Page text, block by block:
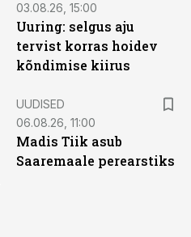
03.08.26, 15:00
Uuring: selgus aju
tervist korras hoidev
kõndimise kiirus
UUDISED
06.08.26, 11:00
Madis Tiik asub
Saaremaale perearstiks